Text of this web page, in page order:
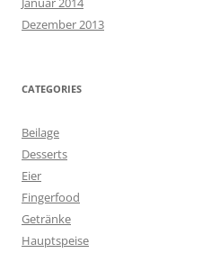
Dezember 2013
CATEGORIES
Beilage
Desserts
Eier
Fingerfood
Getränke
Hauptspeise